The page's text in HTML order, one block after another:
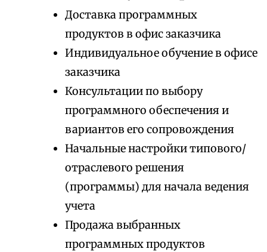
Доставка программных
продуктов в офис заказчика
Индивидуальное обучение в офисе
заказчика
Консультации по выбору
программного обеспечения и
вариантов его сопровождения
Начальные настройки типового/
отраслевого решения
(программы) для начала ведения
учета
Продажа выбранных
программных продуктов